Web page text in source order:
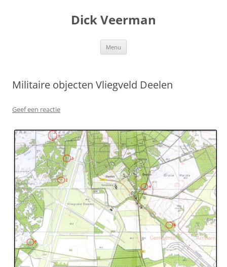
Dick Veerman
Menu
Militaire objecten Vliegveld Deelen
Geef een reactie